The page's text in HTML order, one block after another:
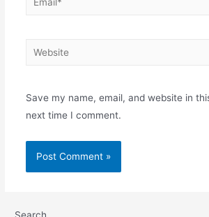
Website
Save my name, email, and website in
next time I comment.